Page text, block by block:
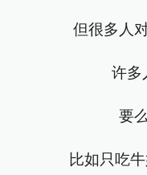
但很多人
许多
要
比如只吃